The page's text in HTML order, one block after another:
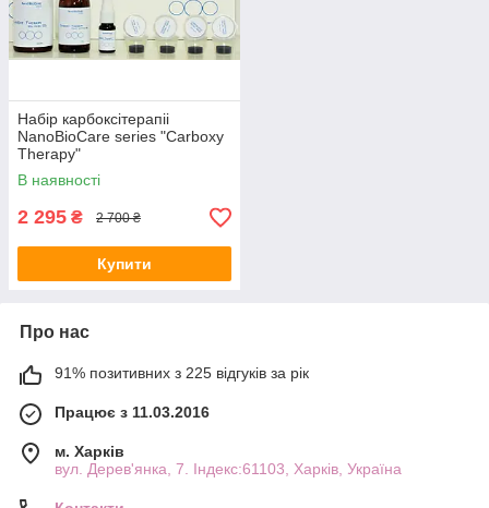
Набір карбоксітерапіі
NanoBioCare series "Carboxy
Therapy"
В наявності
2 295 ₴ 2 700 ₴
Купити
Про нас
91% позитивних з 225 відгуків за рік
Працює з 11.03.2016
м. Харків
вул. Дерев'янка, 7. Індекс:61103, Харків, Україна